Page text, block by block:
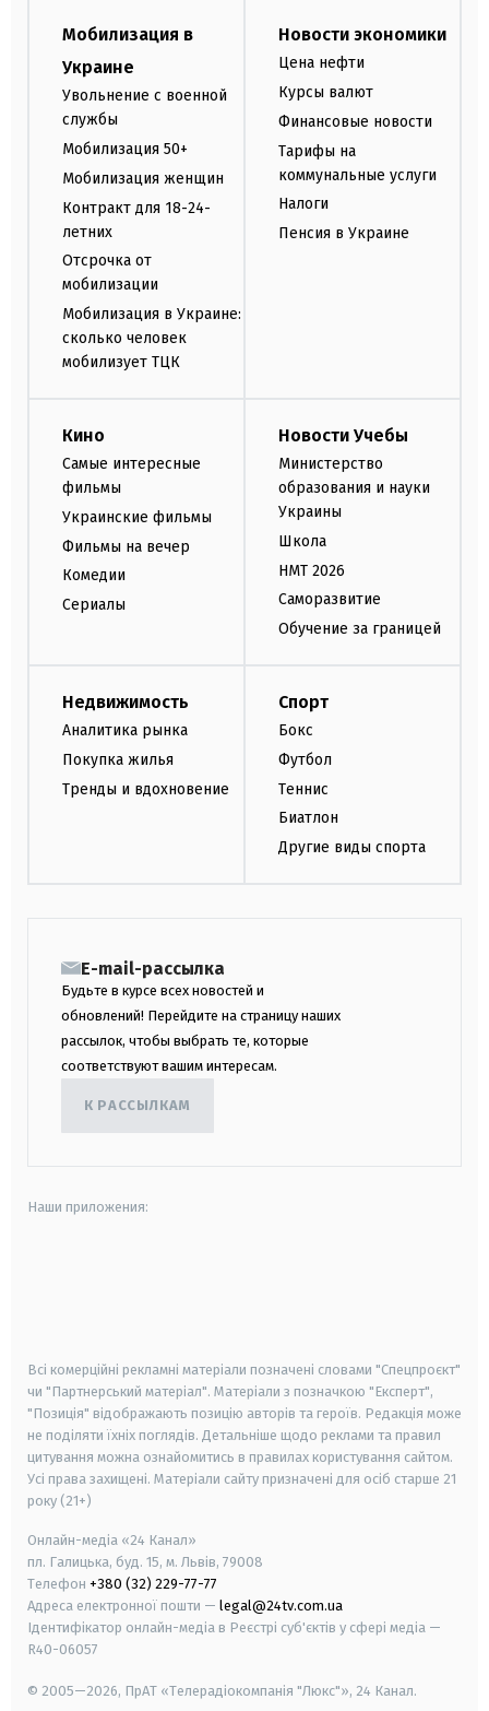
Мобилизация в
Украине
Увольнение с военной
службы
Мобилизация 50+
Мобилизация женщин
Контракт для 18-24-
летних
Отсрочка от
мобилизации
Мобилизация в Украине:
сколько человек
мобилизует ТЦК
Новости экономики
Цена нефти
Курсы валют
Финансовые новости
Тарифы на
коммунальные услуги
Налоги
Пенсия в Украине
Кино
Самые интересные
фильмы
Украинские фильмы
Фильмы на вечер
Комедии
Сериалы
Новости Учебы
Министерство
образования и науки
Украины
Школа
НМТ 2026
Саморазвитие
Обучение за границей
Недвижимость
Аналитика рынка
Покупка жилья
Тренды и вдохновение
Спорт
Бокс
Футбол
Теннис
Биатлон
Другие виды спорта
E-mail-рассылка
Будьте в курсе всех новостей и
обновлений! Перейдите на страницу наших
рассылок, чтобы выбрать те, которые
соответствуют вашим интересам.
К РАССЫЛКАМ
Наши приложения:
Всі комерційні рекламні матеріали позначені словами "Спецпроєкт"
чи "Партнерський матеріал". Матеріали з позначкою "Експерт",
"Позиція" відображають позицію авторів та героїв. Редакція може
не поділяти їхніх поглядів. Детальніше щодо реклами та правил
цитування можна ознайомитись в правилах користування сайтом.
Усі права захищені. Матеріали сайту призначені для осіб старше 21
року (21+)
Онлайн-медіа «24 Канал»
пл. Галицька, буд. 15, м. Львів, 79008
Телефон +380 (32) 229-77-77
Адреса електронної пошти — legal@24tv.com.ua
Ідентифікатор онлайн-медіа в Реєстрі суб'єктів у сфері медіа —
R40-06057
© 2005—2026, ПрАТ «Телерадіокомпанія "Люкс"», 24 Канал.